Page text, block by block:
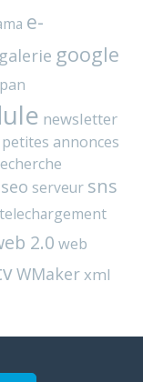
e-
galerie google
newsletter
petites annonces
seo serveur sns
telechargement
2.0 web
WMakerxml